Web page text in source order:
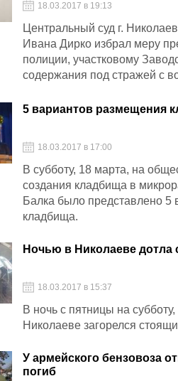
18.03.2017 в 19:13
Центральный суд г.
Ивана Дирко избрал меру
полиции, участковому
содержания под стражей с
5 вариантов размещения
18.03.2017 в 17:00
В субботу, 18 марта, на
создания кладбища в
Балка было представлено
кладбища.
Ночью в Николаеве дотла
18.03.2017 в 15:37
В ночь с пятницы на
Николаеве загорелся
У армейского бензовоза
погиб